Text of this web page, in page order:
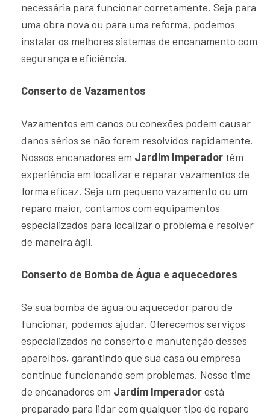
necessária para funcionar corretamente. Seja para
uma obra nova ou para uma reforma, podemos
instalar os melhores sistemas de encanamento com
segurança e eficiência.
Conserto de Vazamentos
Vazamentos em canos ou conexões podem causar
danos sérios se não forem resolvidos rapidamente.
Nossos encanadores em Jardim Imperador têm
experiência em localizar e reparar vazamentos de
forma eficaz. Seja um pequeno vazamento ou um
reparo maior, contamos com equipamentos
especializados para localizar o problema e resolver
de maneira ágil.
Conserto de Bomba de Água e aquecedores
Se sua bomba de água ou aquecedor parou de
funcionar, podemos ajudar. Oferecemos serviços
especializados no conserto e manutenção desses
aparelhos, garantindo que sua casa ou empresa
continue funcionando sem problemas. Nosso time
de encanadores em Jardim Imperadorestá
preparado para lidar com qualquer tipo de reparo